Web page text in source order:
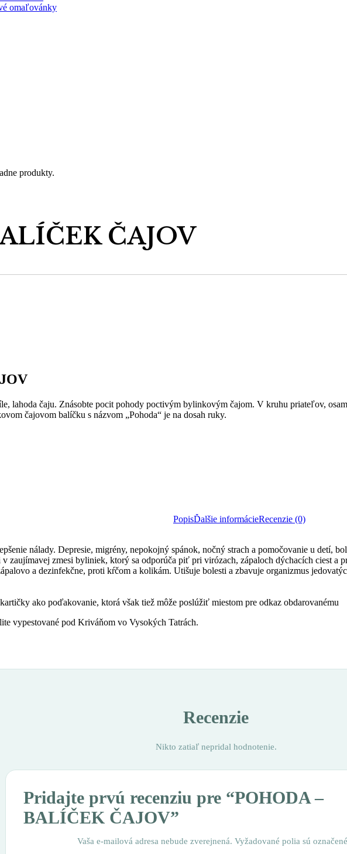
omaľovánky
produkty.
ČAJOV
lahoda čaju. Znásobte pocit pohody poctivým bylinkovým čajom. V kruhu priateľov,
čajovom balíčku s názvom „Pohoda“ je na dosah ruky.
PopisĎalšie informácieRecenzie (0)
nálady. Depresie, migrény, nepokojný spánok, nočný strach a pomočovanie u detí,
zaujímavej zmesi byliniek, ktorý sa odporúča piť pri virózach, zápaloch dýchacích ciest a
a dezinfekčne, proti kŕčom a kolikám. Utišuje bolesti a zbavuje organizmus
ako poďakovanie, ktorá však tiež môže poslúžiť miestom pre odkaz obdarovanému
vypestované pod Kriváňom vo Vysokých Tatrách.
Recenzie
Nikto zatiaľ nepridal hodnotenie.
Pridajte prvú recenziu pre “POHODA –
BALÍČEK ČAJOV”
Vaša e-mailová adresa nebude zverejnená. Vyžadované polia sú